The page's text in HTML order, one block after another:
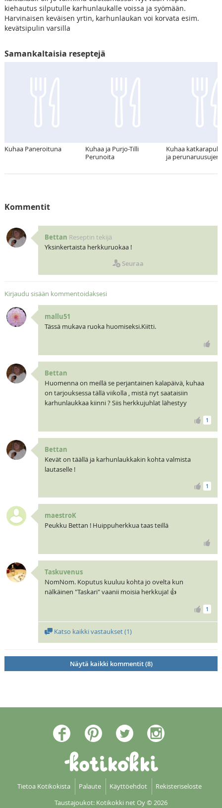
kiehautus silputulle karhunlaukalle voissa ja syömään.
Harvinaisen keväisen yrtin, karhunlaukan voi korvata esim.
kevätsipulin varsilla
Samankaltaisia reseptejä
Kuhaa Paneroituna
Kuhaa ja Purjo-Tilli
Perunoita
Kuhaa
ja perunaruusujen
Kommentit
Bettan Reseptin tekijä
Yksinkertaista herkkuruokaa !
Seuraa
Kirjaudu sisään kommentoidaksesi
mallu51
Tässä mukava ruoka huomiseksi.Kiitti.
Bettan
Huomenna on meillä se perjantainen kalapäivä, kuhaa
on tarjouksessa tällä viikolla , mistä nyt saataisiin
karhunlaukkaa kiinni ? Siis herkkujuhlat lähestyy
1
Bettan
Kevät on täällä ja karhunlaukkakin kohta valmista
lautaselle !
1
maestroK
Peukku Bettan ! Huippuherkkua taas teillä
Taskuvenus
NomNom. Koputus kuuluu kohta jo ovelta kun
nälkäinen "Taskari" vaanii moisia herkkuja! 👍
1
Katso kaikki vastaukset (1)
Näytä kaikki kommentit (8)
Tietoa Kotikokista Palaute Käyttöehdot
Rekisteriseloste
Taustajoukot: Kotikokki net Oy© 2026